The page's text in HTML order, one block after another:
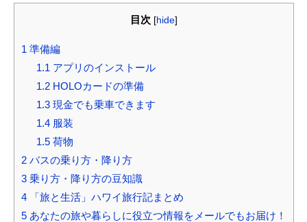
目次 [hide]
1 準備編
1.1 アプリのインストール
1.2 HOLOカードの準備
1.3 現金でも乗車できます
1.4 服装
1.5 荷物
2バスの乗り方・降り方
3乗り方・降り方の豆知識
4「旅と生活」ハワイ旅行記まとめ
5あなたの旅や暮らしに役立つ情報をメールでもお届け！